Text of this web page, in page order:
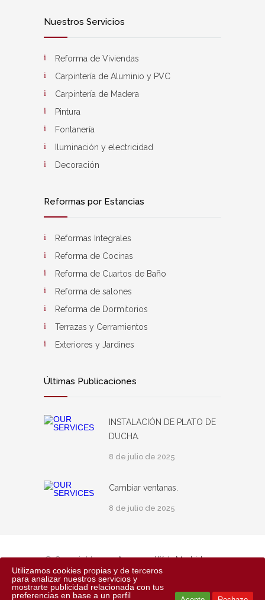
Nuestros Servicios
Reforma de Viviendas
Carpintería de Aluminio y PVC
Carpintería de Madera
Pintura
Fontanería
Iluminación y electricidad
Decoración
Reformas por Estancias
Reformas Integrales
Reforma de Cocinas
Reforma de Cuartos de Baño
Reforma de salones
Reforma de Dormitorios
Terrazas y Cerramientos
Exteriores y Jardines
Últimas Publicaciones
INSTALACIÓN DE PLATO DE
DUCHA.
8 de julio de 2025
Cambiar ventanas.
8 de julio de 2025
© Copyright 2024Asesores Web Madrid
Aviso Legal
Política de Privacidad
Utilizamos cookies propias y de terceros
para analizar nuestros servicios y
mostrarte publicidad relacionada con tus
preferencias en base a un perfil